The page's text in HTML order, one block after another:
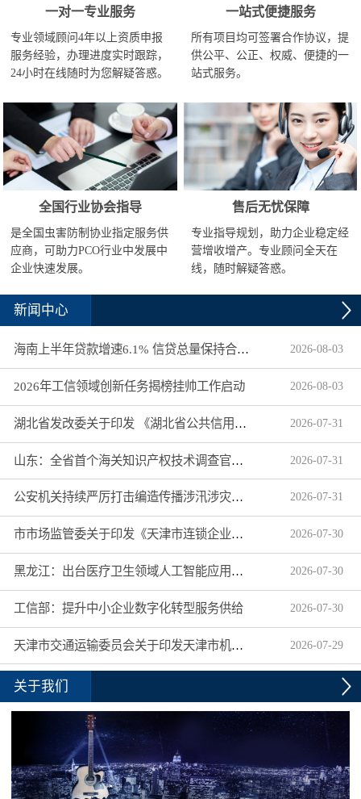
一对一专业服务
专业领域顾问4年以上资质申报
服务经验，办理进度实时跟踪，
24小时在线随时为您解疑答惑。
一站式便捷服务
所有项目均可签署合作协议，提
供公平、公正、权威、便捷的一
站式服务。
全国行业协会指导
是全国虫害防制协业指定服务供
应商，可助力PCO行业中发展中
企业快速发展。
售后无忧保障
专业指导规划，助力企业稳定经
营增收增产。专业顾问全天在
线，随时解疑答惑。
新闻中心
海南上半年贷款增速6.1% 信贷总量保持合理平稳增长 2026-08-03
2026年工信领域创新任务揭榜挂帅工作启动 2026-08-03
湖北省发改委关于印发 《湖北省公共信用信息目录（2026年版）》的通知 2026-07-31
山东：全省首个海关知识产权技术调查官制度落地济南自贸片区 2026-07-31
公安机关持续严厉打击编造传播涉汛涉灾网络谣言 2026-07-31
市市场监管委关于印发《天津市连锁企业食品经营许可“先证后核”信用承诺审批实施办法》的通知 2026-07-30
黑龙江：出台医疗卫生领域人工智能应用工作实施方案 2026-07-30
工信部：提升中小企业数字化转型服务供给 2026-07-30
天津市交通运输委员会关于印发天津市机动车驾驶员培训机构及教练员综合信用评价管理办法的通知 2026-07-29
关于我们